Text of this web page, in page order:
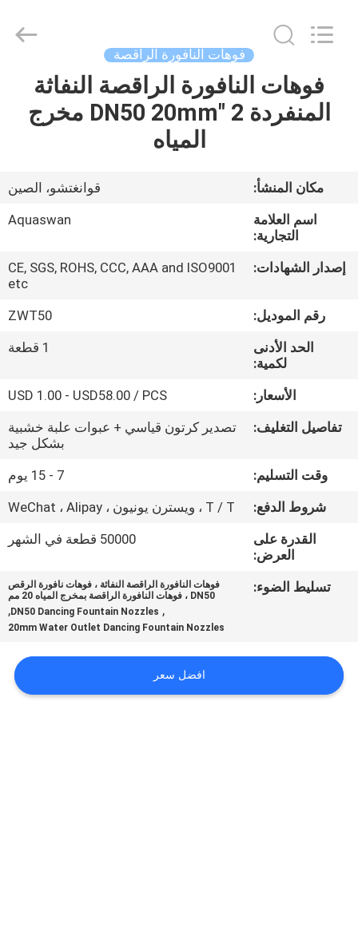
الصفحة
الرئيسية
معلومات
المعمل
مراقبة
الجودة
اتصل
اقتباس
خريطة
فوهات النافورة الراقصة
فوهات النافورة الراقصة النفاثة
المنفردة 2 "DN50 20mm مخرج
المياه
مكان المنشأ:
قوانغتشو، الصين
اسم العلامة
التجارية:
Aquaswan
إصدار الشهادات:
CE, SGS, ROHS, CCC, AAA and ISO9001
etc
رقم الموديل:
ZWT50
الحد الأدنى
لكمية:
1 قطعة
الأسعار:
USD 1.00 - USD58.00 / PCS
تفاصيل التغليف:
تصدير كرتون قياسي + عبوات علبة خشبية
بشكل جيد
وقت التسليم:
7 - 15 يوم
شروط الدفع:
T / T ، ويسترن يونيون ، WeChat ، Alipay
القدرة على
العرض:
50000 قطعة في الشهر
تسليط الضوء:
فوهات النافورة الراقصة النفاثة ، فوهات نافورة الرقص
DN50 ، فوهات النافورة الراقصة بمخرج المياه 20 مم
,
DN50 Dancing Fountain Nozzles
,
20mm Water Outlet Dancing Fountain Nozzles
افضل سعر